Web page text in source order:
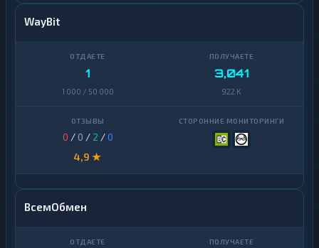
WayBit
1
1 000 / 50 000
3,041
922 K
0 / 0 / 2 /0
4,9 ★
ВсемОбмен